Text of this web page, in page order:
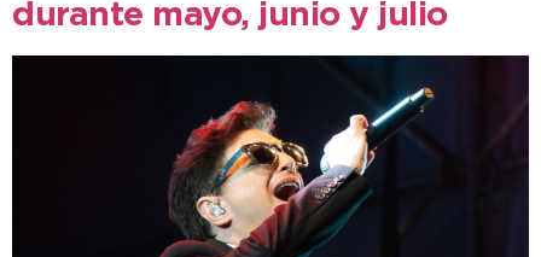
durante mayo, junio y julio